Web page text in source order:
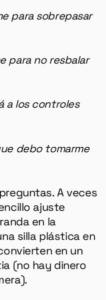
para sobrepasar
para no resbalar
a los controles
debo tomarme
A veces
ajuste
en la
silla plástica en
en un
(no hay dinero